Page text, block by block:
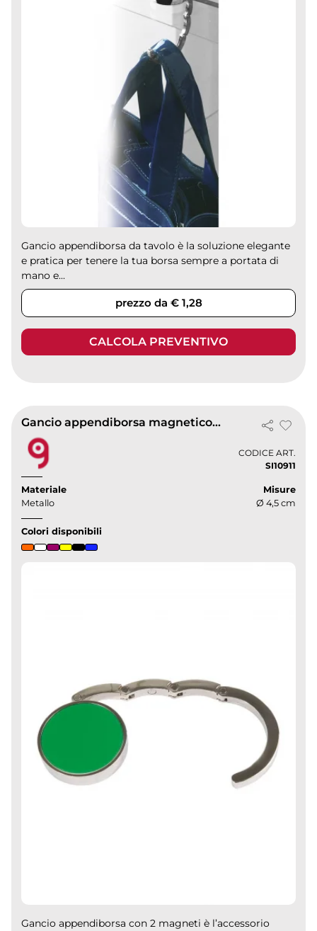
Gancio appendiborsa da tavolo è la soluzione elegante
e pratica per tenere la tua borsa sempre a portata di
mano e...
prezzo da € 1,28
CALCOLA PREVENTIVO
Gancio appendiborsa magnetico DuoMags e argento
CODICE ART.
SI10911
Materiale
Metallo
Misure
Ø 4,5 cm
Colori disponibili
Gancio appendiborsa con 2 magneti è l’accessorio